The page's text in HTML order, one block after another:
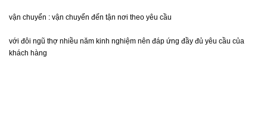
vận chuyển : vận chuyển đến tận nơi theo yêu cầu
với đôi ngũ thợ nhiều năm kinh nghiệm nên đáp ứng đầy đủ yêu cầu của
khách hàng